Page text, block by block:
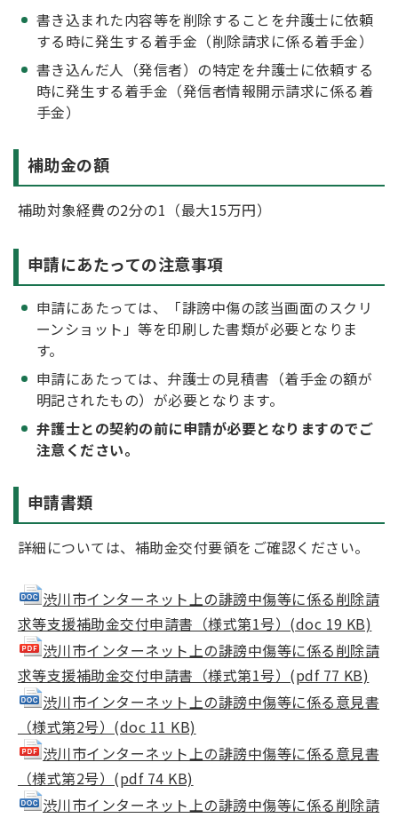
書き込まれた内容等を削除することを弁護士に依頼
する時に発生する着手金（削除請求に係る着手金）
書き込んだ人（発信者）の特定を弁護士に依頼する
時に発生する着手金（発信者情報開示請求に係る着
手金）
補助金の額
補助対象経費の2分の1（最大15万円）
申請にあたっての注意事項
申請にあたっては、「誹謗中傷の該当画面のスクリ
ーンショット」等を印刷した書類が必要となりま
す。
申請にあたっては、弁護士の見積書（着手金の額が
明記されたもの）が必要となります。
弁護士との契約の前に申請が必要となりますのでご
注意ください。
申請書類
詳細については、補助金交付要領をご確認ください。
渋川市インターネット上の誹謗中傷等に係る削除請
求等支援補助金交付申請書（様式第1号）(doc 19 KB)
渋川市インターネット上の誹謗中傷等に係る削除請
求等支援補助金交付申請書（様式第1号）(pdf 77 KB)
渋川市インターネット上の誹謗中傷等に係る意見書
（様式第2号）(doc 11 KB)
渋川市インターネット上の誹謗中傷等に係る意見書
（様式第2号）(pdf 74 KB)
渋川市インターネット上の誹謗中傷等に係る削除請